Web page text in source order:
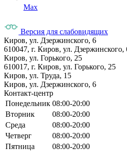
Max
Версия для слабовидящих
Киров, ул. Дзержинского, 6
610047, г. Киров, ул. Дзержинского,
Киров, ул. Горького, 25
610017, г. Киров, ул. Горького, 25
Киров, ул. Труда, 15
Киров, ул. Дзержинского, 6
Контакт-центр
Понедельник 08:00-20:00
Вторник
08:00-20:00
Среда
08:00-20:00
Четверг
08:00-20:00
Пятница
08:00-20:00